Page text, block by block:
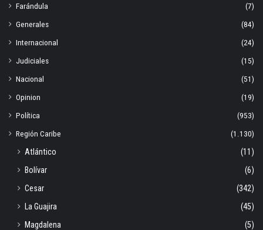
Farándula
(7)
Generales
(84)
Internacional
(24)
Judiciales
(15)
Nacional
(51)
Opinion
(19)
Política
(953)
Región Caribe
(1.130)
Atlántico
(11)
Bolívar
(6)
Cesar
(342)
La Guajira
(45)
Magdalena
(5)